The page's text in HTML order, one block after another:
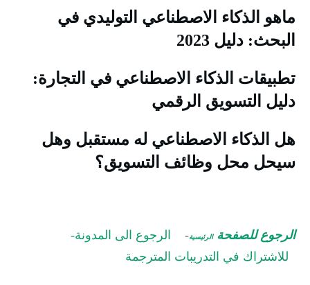
الذكاء الاصطناعي التوليدي في
دليل 2023
الذكاء الاصطناعي في التجارة:
التسويق الرقمي
الذكاء الاصطناعي له مستقبل وهل
محل وظائف التسويق؟
للصفحةالرئيسية-الرجوع الى المدونة-
للاشتراك في التدريبات المترجمة